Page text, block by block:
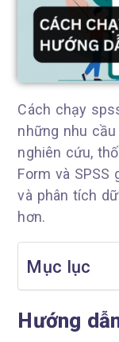
Cách chạy
những nhu
nghiên cứu,
Form và
và phân tích
hơn.
Mục lục
Hướng